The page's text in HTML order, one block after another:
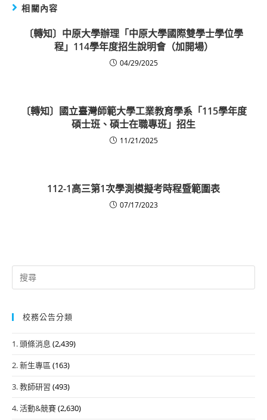
相關內容
〔轉知〕中原大學辦理「中原大學國際雙學士學位學
程」114學年度招生說明會（加開場）
04/29/2025
〔轉知〕國立臺灣師範大學工業教育學系「115學年度
碩士班、碩士在職專班」招生
11/21/2025
112-1高三第1次學測模擬考時程暨範圍表
07/17/2023
Search
for:
校務公告分類
1. 頭條消息 (2,439)
2. 新生專區 (163)
3. 教師研習 (493)
4. 活動&競賽(2,630)